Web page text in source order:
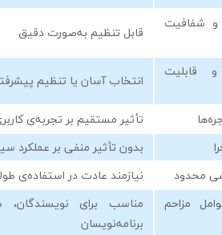
و شفافیت
قابل تنظیم به‌صورت دقیق
قابلیت
انتخاب آسان یا تنظیم
تأثیر مستقیم بر تجربه‌ی
بدون تأثیر منفی بر عملکرد
محدود
نیازمند عادت در استفاده‌ی
مزاحم
مناسب برای نویسندگان،
برنامه‌نویسان